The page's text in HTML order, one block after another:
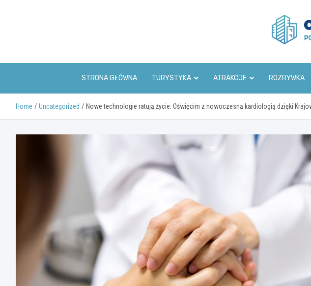
STRONA GŁÓWNA TURYSTYKA ATRAKCJE ROZRYWKA
Home Uncategorized Nowe technologie ratują życie: Oświęcim z nowoczesną kardiologią dzięki